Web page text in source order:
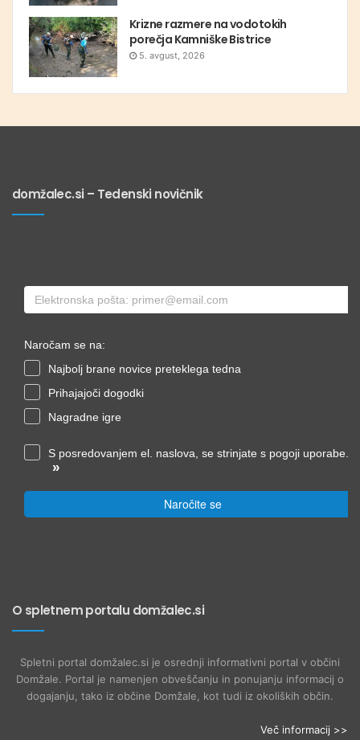
Krizne razmere na vodotokih
porečja Kamniške Bistrice
5. avgust, 2026
domžalec.si – Tedenski novičnik
Naročam se na:
Najbolj brane novice preteklega tedna
Prihajajoči dogodki
Nagradne igre
S posredovanjem el. naslova, se strinjate s pogoji uporabe.
»
Naročite se
O spletnem portalu domžalec.si
Spletni portal domžalec.si je osrednji informativni portal v občini
Domžale. Portal je namenjen obveščanju in ponujanju informacij o
dogajanju, tako iz občine Domžale, kot tudi iz okoliških občin.
Več informacij >>